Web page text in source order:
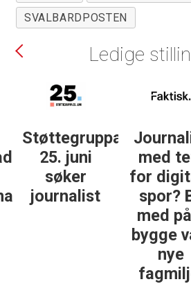
SVALBARDPOSTEN
Ledige
Støttegruppa
25. juni
søker
journalist
med teft
for
spor? Bli
med på å
bygge
nye
fagmiljø!